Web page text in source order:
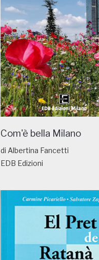
Com'è bella Milano
di Albertina Fancetti
EDB Edizioni